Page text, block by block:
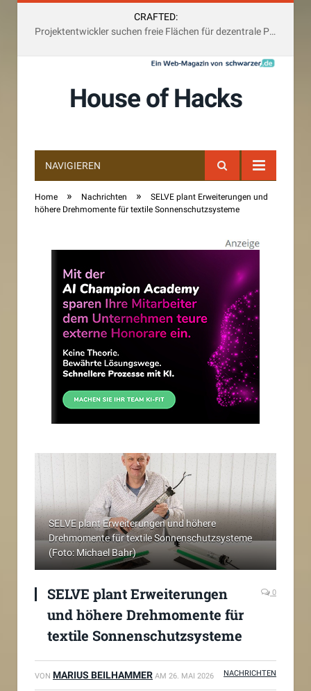
CRAFTED:
Stabilität bei Baukreditzinsen schafft Sicherheit für Käufer und Investoren
House of Hacks
NAVIGIEREN
Home » Nachrichten »
SELVE plant Erweiterungen und
höhere Drehmomente für textile Sonnenschutzsysteme
SELVE plant Erweiterungen und höhere
Drehmomente für textile Sonnenschutzsysteme
(Foto: Michael Bahr)
SELVE plant Erweiterungen
und höhere Drehmomente für
textile Sonnenschutzsysteme
0
VON MARIUS BEILHAMMER AM 26. MAI 2026 NACHRICHTEN